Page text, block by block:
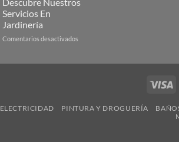
Jardín
Servicios En
Jardinería
Comentarios desactivados
ELECTRICIDAD PINTURA Y DROGUERÍA